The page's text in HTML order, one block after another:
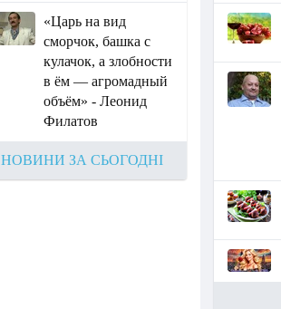
«Царь на вид
сморчок, башка с
кулачок, а злобности
в ём — агромадный
объём» - Леонид
Филатов
НОВИНИ ЗА СЬОГОДНІ